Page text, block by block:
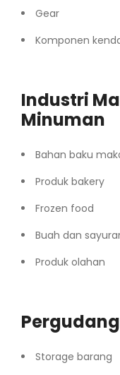
Gear
Komponen
Industri
Minuman
Bahan baku
Produk bakery
Frozen food
Buah dan
Produk olahan
Storage barang